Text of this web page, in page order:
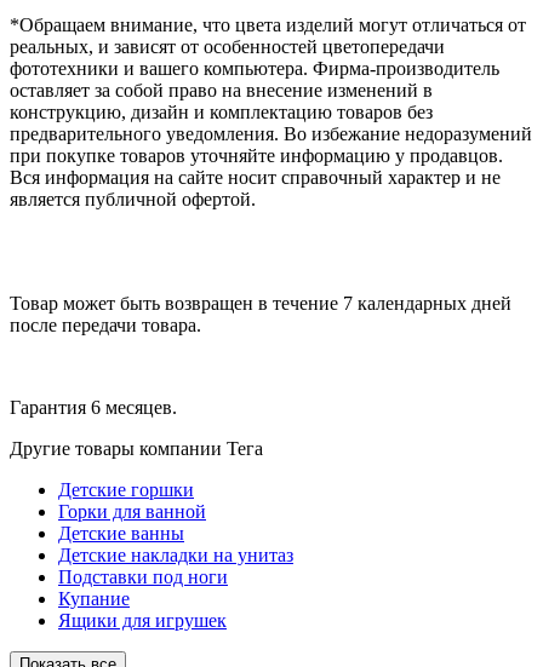
*Обращаем внимание, что цвета изделий могут отличаться от
реальных, и зависят от особенностей цветопередачи
фототехники и вашего компьютера. Фирма-производитель
оставляет за собой право на внесение изменений в
конструкцию, дизайн и комплектацию товаров без
предварительного уведомления. Во избежание недоразумений
при покупке товаров уточняйте информацию у продавцов.
Вся информация на сайте носит справочный характер и не
является публичной офертой.
Товар может быть возвращен в течение 7 календарных дней
после передачи товара.
Гарантия 6 месяцев.
Другие товары компании Тега
Детские горшки
Горки для ванной
Детские ванны
Детские накладки на унитаз
Подставки под ноги
Купание
Ящики для игрушек